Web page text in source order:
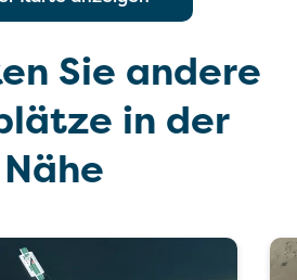
Sie andere
in der
Nähe